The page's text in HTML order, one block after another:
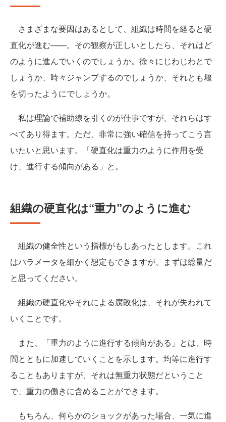
さまざまな要因はあるとして、組織は時間を経ると硬
直化が進む——。その観察が正しいとしたら、それはど
のように進んでいくのでしょうか。徐々にじわじわとで
しょうか、時々ジャンプするのでしょうか、それとも堰
を切ったようにでしょうか。
私は理論で補助線を引くのが仕事ですが、それらはす
べてあり得ます。ただ、非常に強い確信を持ってこう言
いたいと思います。「硬直化は重力のように作用を受
け、進行する傾向がある」と。
組織の硬直化は“重力”のように進む
組織の健全性という指標がもしあったとします。これ
はパラメータを細かく想定もできますが、まずは総量だ
と思ってください。
組織の硬直化やそれによる腐敗化は、それが失われて
いくことです。
また、「重力のように進行する傾向がある」とは、時
間とともに加速していくことを示します。均等に進行す
ることもありますが、それは無重力状態だということ
で、重力の働きに含めることができます。
もちろん、何らかのショックがあった場合、一気に進